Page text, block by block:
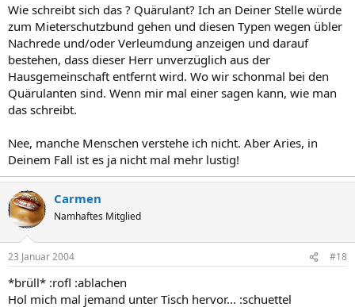
Wie schreibt sich das ? Quärulant? Ich an Deiner Stelle würde
zum Mieterschutzbund gehen und diesen Typen wegen übler
Nachrede und/oder Verleumdung anzeigen und darauf
bestehen, dass dieser Herr unverzüglich aus der
Hausgemeinschaft entfernt wird. Wo wir schonmal bei den
Quärulanten sind. Wenn mir mal einer sagen kann, wie man
das schreibt.
Nee, manche Menschen verstehe ich nicht. Aber Aries, in
Deinem Fall ist es ja nicht mal mehr lustig!
Carmen
Namhaftes Mitglied
23 Januar 2004 #18
*brüll* :rofl :ablachen
Hol mich mal jemand unter Tisch hervor... :schuettel